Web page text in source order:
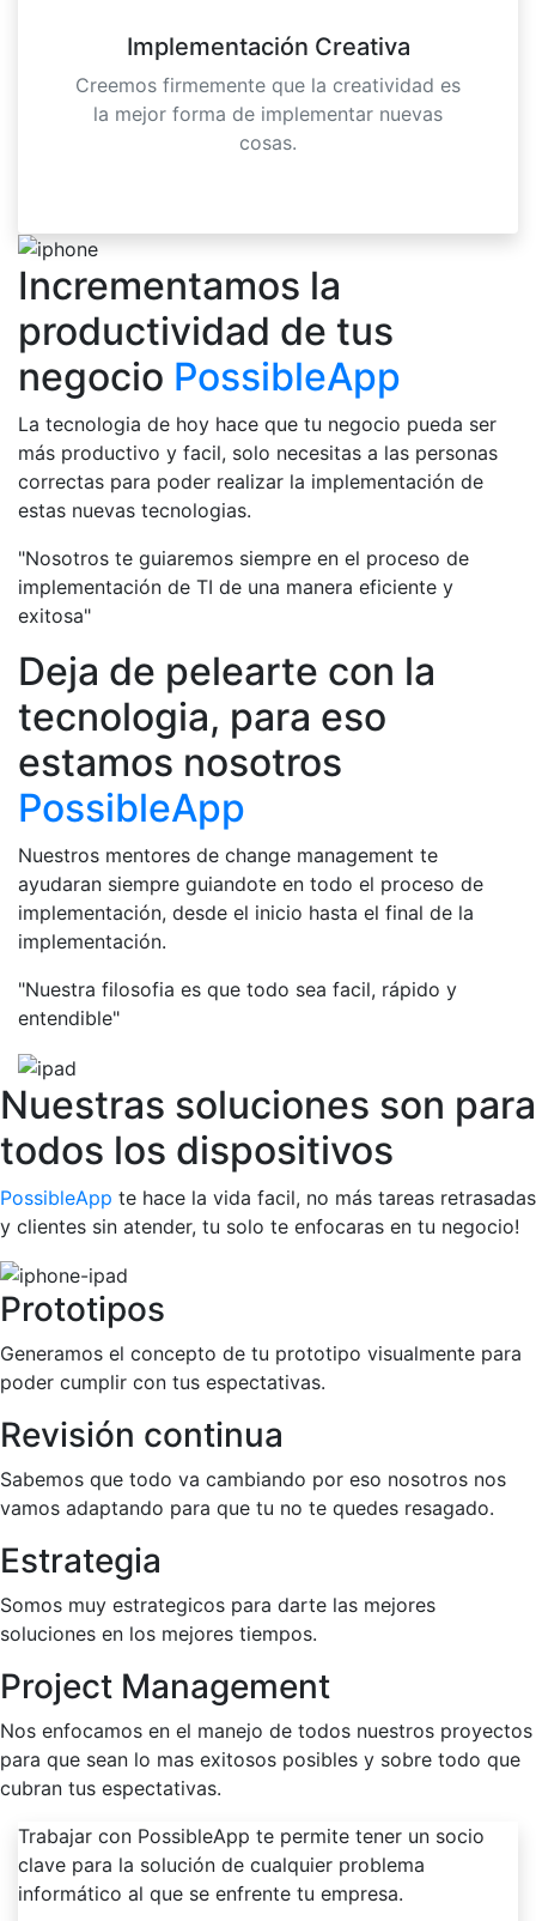
Implementación Creativa
Creemos firmemente que la creatividad es
la mejor forma de implementar nuevas
cosas.
Incrementamos la
productividad de tus
negocio PossibleApp
La tecnologia de hoy hace que tu negocio pueda ser
más productivo y facil, solo necesitas a las personas
correctas para poder realizar la implementación de
estas nuevas tecnologias.
"Nosotros te guiaremos siempre en el proceso de
implementación de TI de una manera eficiente y
exitosa"
Deja de pelearte con la
tecnologia, para eso
estamos nosotros
PossibleApp
Nuestros mentores de change management te
ayudaran siempre guiandote en todo el proceso de
implementación, desde el inicio hasta el final de la
implementación.
"Nuestra filosofia es que todo sea facil, rápido y
entendible"
Nuestras soluciones son para
todos los dispositivos
PossibleApp te hace la vida facil, no más tareas retrasadas
y clientes sin atender, tu solo te enfocaras en tu negocio!
Prototipos
Generamos el concepto de tu prototipo visualmente para
poder cumplir con tus espectativas.
Revisión continua
Sabemos que todo va cambiando por eso nosotros nos
vamos adaptando para que tu no te quedes resagado.
Estrategia
Somos muy estrategicos para darte las mejores
soluciones en los mejores tiempos.
Project Management
Nos enfocamos en el manejo de todos nuestros proyectos
para que sean lo mas exitosos posibles y sobre todo que
cubran tus espectativas.
Trabajar con PossibleApp te permite tener un socio
clave para la solución de cualquier problema
informático al que se enfrente tu empresa.